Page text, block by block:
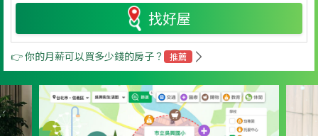
找好屋
👉 你的月薪可以買多少錢的房子？ 推薦